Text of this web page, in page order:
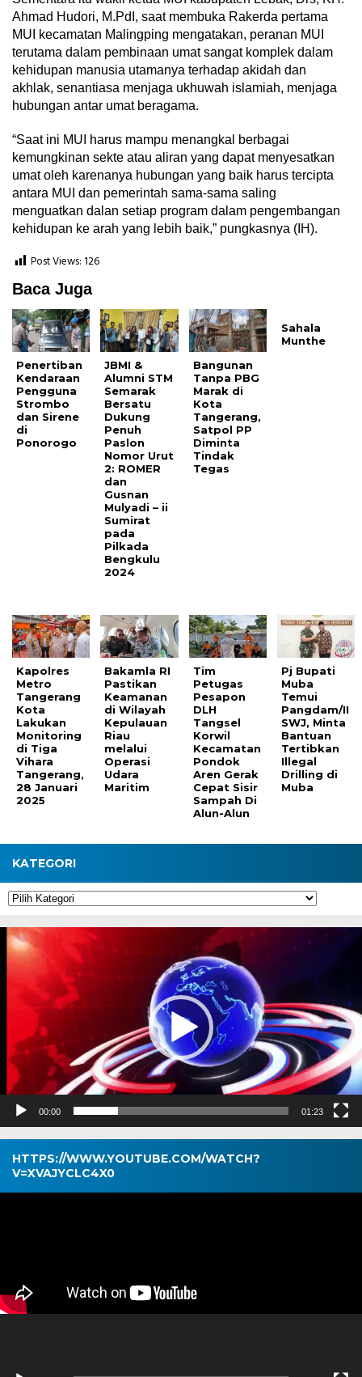
Ahmad Hudori, M.PdI, saat membuka Rakerda pertama
MUI kecamatan Malingping mengatakan, peranan MUI
terutama dalam pembinaan umat sangat komplek dalam
kehidupan manusia utamanya terhadap akidah dan
akhlak, senantiasa menjaga ukhuwah islamiah, menjaga
hubungan antar umat beragama.
“Saat ini MUI harus mampu menangkal berbagai
kemungkinan sekte atau aliran yang dapat menyesatkan
umat oleh karenanya hubungan yang baik harus tercipta
antara MUI dan pemerintah sama-sama saling
menguatkan dalan setiap program dalam pengembangan
kehidupan ke arah yang lebih baik,” pungkasnya (IH).
Post Views: 126
Baca Juga
Penertiban
Kendaraan
Pengguna
Strombo
dan Sirene
di
Ponorogo
JBMI &
Alumni STM
Semarak
Bersatu
Dukung
Penuh
Paslon
Nomor Urut
2: ROMER
dan
Gusnan
Mulyadi – ii
Sumirat
pada
Pilkada
Bengkulu
2024
Bangunan
Tanpa PBG
Marak di
Kota
Tangerang,
Satpol PP
Diminta
Tindak
Tegas
Sahala
Munthe
Kapolres
Metro
Tangerang
Kota
Lakukan
Monitoring
di Tiga
Vihara
Tangerang,
28 Januari
2025
Bakamla RI
Pastikan
Keamanan
di Wilayah
Kepulauan
Riau
melalui
Operasi
Udara
Maritim
Tim
Petugas
Pesapon
DLH
Tangsel
Korwil
Kecamatan
Pondok
Aren Gerak
Cepat Sisir
Sampah Di
Alun-Alun
Pj Bupati
Muba
Temui
Pangdam/II
SWJ, Minta
Bantuan
Tertibkan
Illegal
Drilling di
Muba
KATEGORI
Kategori
Pemutar
Video
00:00 01:23
HTTPS://WWW.YOUTUBE.COM/WATCH?
V=XVAJYCLC4X0
Pemutar